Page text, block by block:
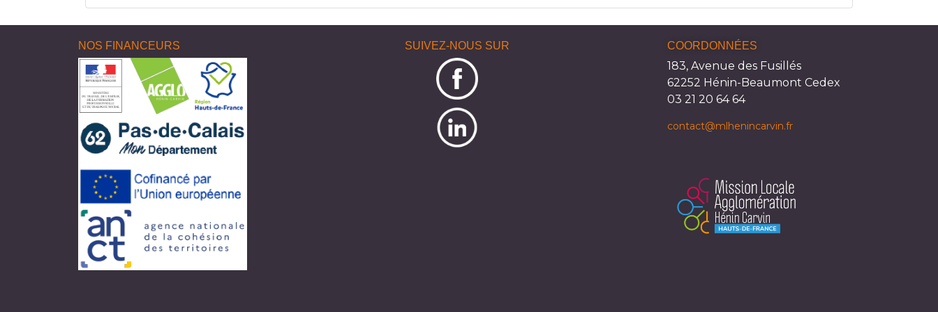
NOS FINANCEURS SUIVEZ-NOUS SUR COORDONNÉES
183, Avenue des Fusillés
62252 Hénin-Beaumont Cedex
03 21 20 64 64
contact@mlhenincarvin.fr